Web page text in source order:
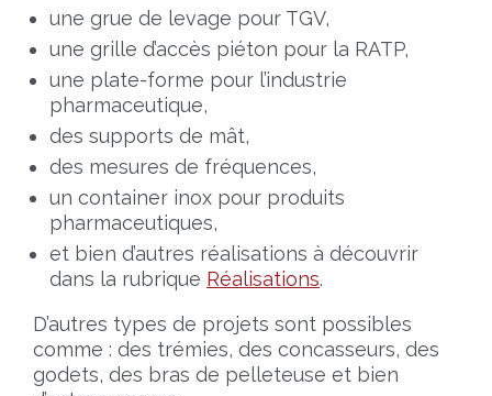
une grue de levage pour TGV,
une grille d’accès piéton pour la RATP,
une plate-forme pour l’industrie
pharmaceutique,
des supports de mât,
des mesures de fréquences,
un container inox pour produits
pharmaceutiques,
et bien d’autres réalisations à découvrir
dans la rubrique Réalisations.
D’autres types de projets sont possibles
comme : des trémies, des concasseurs, des
godets, des bras de pelleteuse et bien